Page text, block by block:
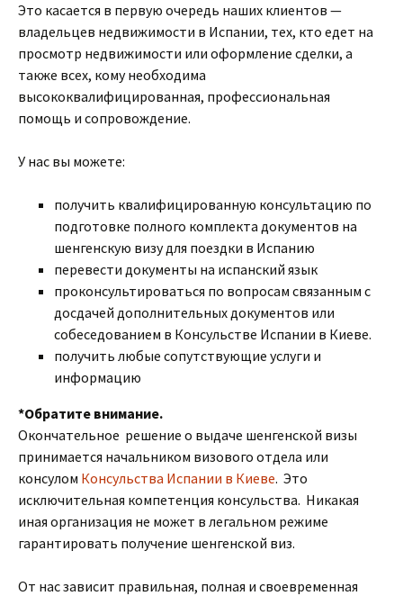
Это касается в первую очередь наших клиентов —
владельцев недвижимости в Испании, тех, кто едет на
просмотр недвижимости или оформление сделки, а
также всех, кому необходима
высококвалифицированная, профессиональная
помощь и сопровождение.
У нас вы можете:
получить квалифицированную консультацию по
подготовке полного комплекта документов на
шенгенскую визу для поездки в Испанию
перевести документы на испанский язык
проконсультироваться по вопросам связанным с
досдачей дополнительных документов или
собеседованием в Консульстве Испании в Киеве.
получить любые сопутствующие услуги и
информацию
*Обратите внимание.
Окончательное решение о выдаче шенгенской визы
принимается начальником визового отдела или
консулом Консульства Испании в Киеве. Это
исключительная компетенция консульства. Никакая
иная организация не может в легальном режиме
гарантировать получение шенгенской виз.
От нас зависит правильная, полная и своевременная